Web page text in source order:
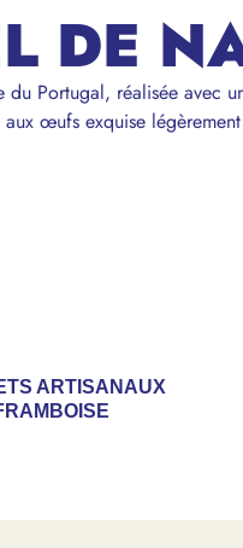
DE
du Portugal, réalisée avec
œufs exquise
ARTISANAUX